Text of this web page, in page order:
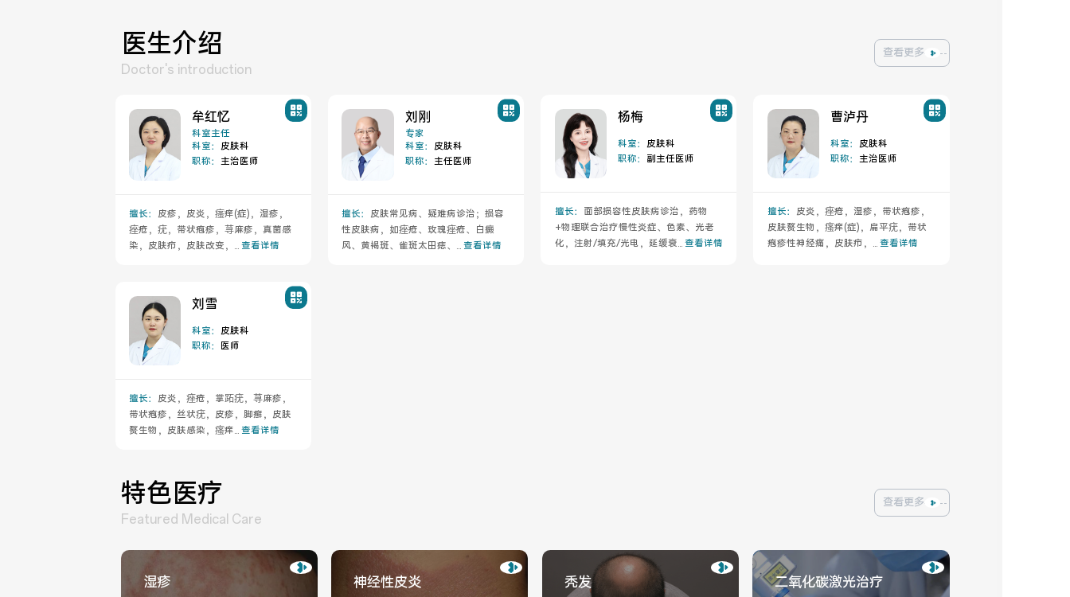
医生介绍
Doctor's introduction
查看更多
牟红忆
科室主任
科室：皮肤科
职称：主治医师
擅长： 皮疹，皮炎，瘙痒(症)，湿疹，
痤疮，疣，带状疱疹，荨麻疹，真菌感
染，皮肤疖，皮肤改变，... 查看详情
刘刚
专家
科室： 皮肤科
职称： 主任医师
擅长： 皮肤常见病、疑难病诊治；损容
性皮肤病，如痤疮、玫瑰痤疮、白癜
风、黄褐斑、雀斑太田痣、...查看详情
杨梅
科室： 皮肤科
职称： 副主任医师
擅长：
面部损容性皮肤病诊治，药物
+物理联合治疗慢性炎症、色素、光老
化，注射/填充/光电，延缓衰... 查看详情
曹泸丹
科室：皮肤科
职称：主治医师
擅长： 皮炎，痤疮，湿疹，带状疱疹，
皮肤赘生物，瘙痒(症)，扁平疣，带状
疱疹性神经痛，皮肤疖，... 查看详情
刘雪
科室：皮肤科
职称：
医师
擅长： 皮炎，痤疮，掌跖疣，荨麻疹，
带状疱疹，丝状疣，皮疹，脚癣，皮肤
赘生物，皮肤感染，瘙痒... 查看详情
特色医疗
Featured Medical Care
查看更多
湿疹 神经性皮炎 秃发 二氧化碳激光治疗